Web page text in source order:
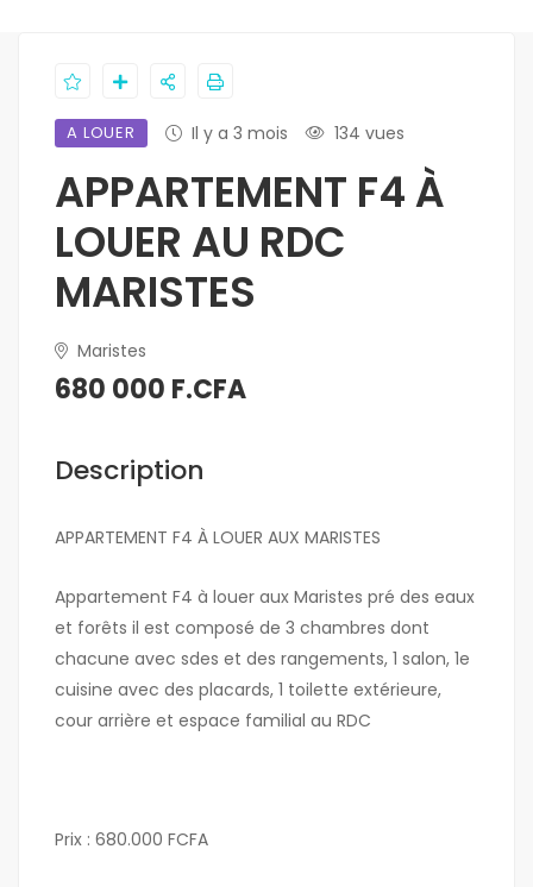
A LOUER Il y a 3 mois 134 vues
APPARTEMENT F4 À
LOUER AU RDC
MARISTES
Maristes
680 000 F.CFA
Description
APPARTEMENT F4 À LOUER AUX MARISTES
Appartement F4 à louer aux Maristes pré des eaux
et forêts il est composé de 3 chambres dont
chacune avec sdes et des rangements, 1 salon, 1e
cuisine avec des placards, 1 toilette extérieure,
cour arrière et espace familial au RDC
Prix : 680.000 FCFA